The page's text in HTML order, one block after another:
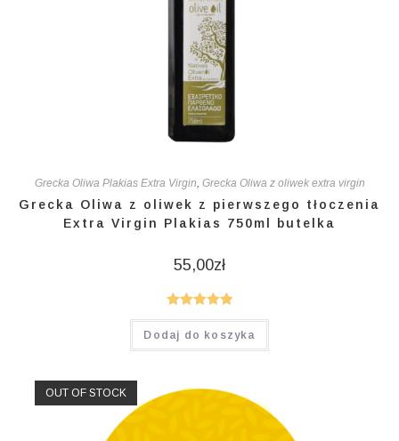
Grecka Oliwa Plakias Extra Virgin, Grecka Oliwa z oliwek extra virgin
Grecka Oliwa z oliwek z pierwszego tłoczenia
Extra Virgin Plakias 750ml butelka
55,00zł
Oceniono
5.00na 5
Dodaj do koszyka
OUT OF STOCK